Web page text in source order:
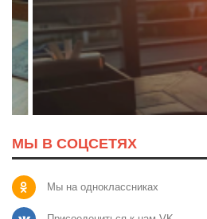
МЫ В СОЦСЕТЯХ
Мы на одноклассниках